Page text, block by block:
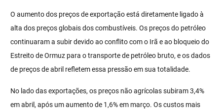
O aumento dos preços de exportação está diretamente ligado à
alta dos preços globais dos combustíveis. Os preços do petróleo
continuaram a subir devido ao conflito com o Irã e ao bloqueio do
Estreito de Ormuz para o transporte de petróleo bruto, e os dados
de preços de abril refletem essa pressão em sua totalidade.
No lado das exportações, os preços não agrícolas subiram 3,4%
em abril, após um aumento de 1,6% em março. Os custos mais